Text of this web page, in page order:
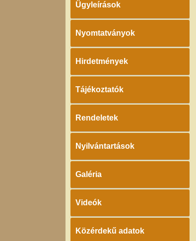
Ügyleírások
Nyomtatványok
Hirdetmények
Tájékoztatók
Rendeletek
Nyilvántartások
Galéria
Videók
Közérdekű adatok